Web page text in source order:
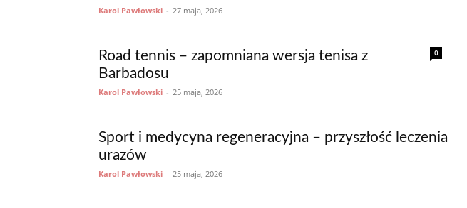
Karol Pawłowski - 27 maja, 2026
0
Road tennis – zapomniana wersja tenisa z
Barbadosu
Karol Pawłowski - 25 maja, 2026
Sport i medycyna regeneracyjna – przyszłość leczenia
urazów
Karol Pawłowski - 25 maja, 2026